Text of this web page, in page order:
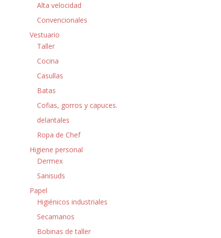
Alta velocidad
Convencionales
Vestuario
Taller
Cocina
Casullas
Batas
Cofias, gorros y capuces.
delantales
Ropa de Chef
Higiene personal
Dermex
Sanisuds
Papel
Higiénicos industriales
Secamanos
Bobinas de taller